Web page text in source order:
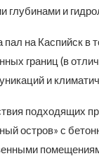
глубинами и
на Каспийск в
границ (в
и
подходящих
остров» с